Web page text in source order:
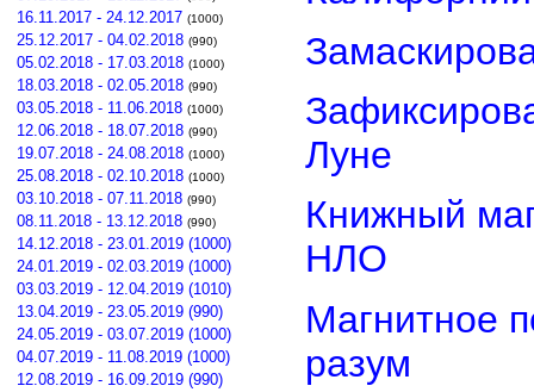
16.11.2017 - 24.12.2017 (1000)
25.12.2017 - 04.02.2018 (990)
05.02.2018 - 17.03.2018 (1000)
18.03.2018 - 02.05.2018 (990)
03.05.2018 - 11.06.2018 (1000)
12.06.2018 - 18.07.2018 (990)
19.07.2018 - 24.08.2018 (1000)
25.08.2018 - 02.10.2018 (1000)
03.10.2018 - 07.11.2018 (990)
08.11.2018 - 13.12.2018 (990)
14.12.2018 - 23.01.2019 (1000)
24.01.2019 - 02.03.2019 (1000)
03.03.2019 - 12.04.2019 (1010)
13.04.2019 - 23.05.2019 (990)
24.05.2019 - 03.07.2019 (1000)
04.07.2019 - 11.08.2019 (1000)
12.08.2019 - 16.09.2019 (990)
Луне
Книжный
НЛО
Магнитное
разум